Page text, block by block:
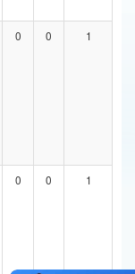
0 0 1
0 0 1